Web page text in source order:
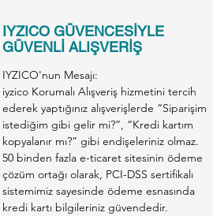
IYZICO GÜVENCESİYLE
GÜVENLİ ALIŞVERİŞ
IYZICO'nun Mesajı:
iyzico Korumalı Alışveriş hizmetini tercih
ederek yaptığınız alışverişlerde “Siparişim
istediğim gibi gelir mi?”, “Kredi kartım
kopyalanır mı?” gibi endişeleriniz olmaz.
50 binden fazla e-ticaret sitesinin ödeme
çözüm ortağı olarak, PCI-DSS sertifikalı
sistemimiz sayesinde ödeme esnasında
kredi kartı bilgileriniz güvendedir.